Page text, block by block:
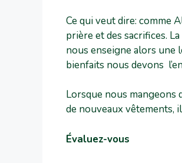
Ce qui veut dire: comme
prière et des sacrifices.
nous enseigne alors une
bienfaits nous devons
Lorsque nous mangeons
de nouveaux vêtements,
Évaluez-vous